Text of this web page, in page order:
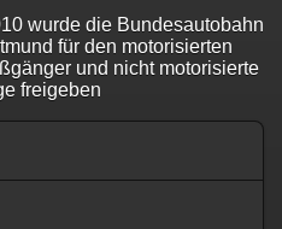
wurde die Bundesautobahn
für den motorisierten
und nicht motorisierte
freigeben